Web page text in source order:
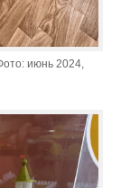
июнь 2024,